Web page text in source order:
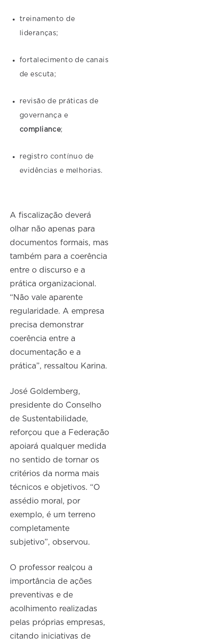
treinamento de
lideranças;
fortalecimento de canais
de escuta;
revisão de práticas de
governança e
compliance;
registro contínuo de
evidências e melhorias.
A fiscalização deverá
olhar não apenas para
documentos formais, mas
também para a coerência
entre o discurso e a
prática organizacional.
“Não vale aparente
regularidade. A empresa
precisa demonstrar
coerência entre a
documentação e a
prática”, ressaltou Karina.
José Goldemberg,
presidente do Conselho
de Sustentabilidade,
reforçou que a Federação
apoiará qualquer medida
no sentido de tornar os
critérios da norma mais
técnicos e objetivos. “O
assédio moral, por
exemplo, é um terreno
completamente
subjetivo”, observou.
O professor realçou a
importância de ações
preventivas e de
acolhimento realizadas
pelas próprias empresas,
citando iniciativas de